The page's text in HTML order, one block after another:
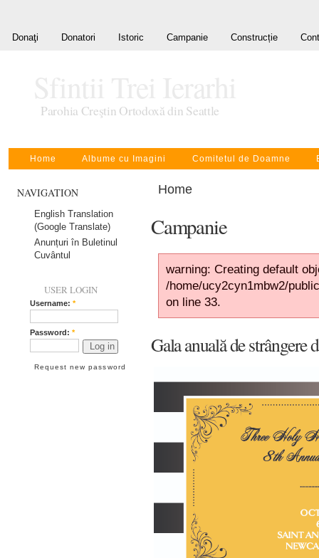
Donaţi Donatori Istoric Campanie Construcție
Parohia Creştin Ortodoxă din Seattle
Home Albume cu Imagini Comitetul de Doamne
NAVIGATION
English Translation
(Google Translate)
Anunțuri în Buletinul
Cuvântul
USER LOGIN
Username: *
Password: *
Request new password
Home
Campanie
warning: Creating default
/home/ucy2cyn1mbw2/
on line 33.
Gala anuală de